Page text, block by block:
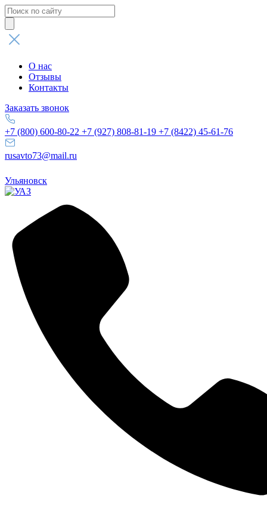
Поиск
товаров
О нас
Отзывы
Контакты
Заказать звонок
+7 (800) 600-80-22 +7 (927) 808-81-19 +7 (8422) 45-61-76
rusavto73@mail.ru
Ульяновск